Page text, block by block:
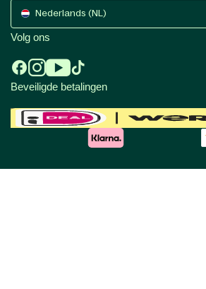
Nederlands (NL)
Volg ons
Beveiligde betalingen